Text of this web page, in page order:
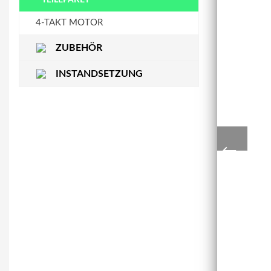
STEUERKETTENSCHIENEWASSERPUMPE
4-TAKT MOTOR
ZUBEHÖR
INSTANDSETZUNG